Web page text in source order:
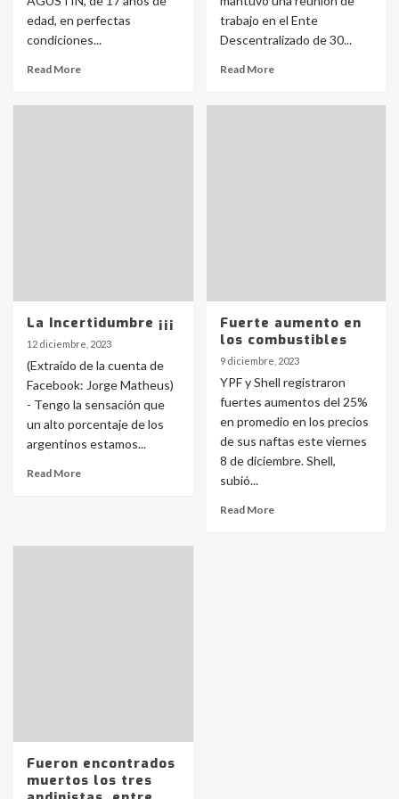
edad, en perfectas
condiciones...
Read More
trabajo en el Ente
Descentralizado de 30...
Read More
La Incertidumbre ¡¡¡
12 diciembre, 2023
(Extraído de la cuenta de
Facebook: Jorge Matheus)
- Tengo la sensación que
un alto porcentaje de los
argentinos estamos...
Read More
Fuerte aumento en
los combustibles
9 diciembre, 2023
YPF y Shell registraron
fuertes aumentos del 25%
en promedio en los precios
de sus naftas este viernes
8 de diciembre. Shell,
subió...
Read More
Fueron encontrados
muertos los tres
pampeanos que fueron
protagonistas del fatal accidente
en la mañana del lunes